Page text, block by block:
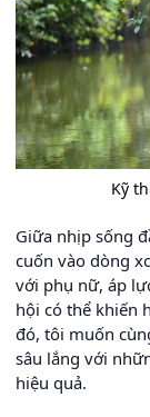
Kỹ
Giữa nhịp sống
cuốn vào dòng
với phụ nữ, áp
hội có thể khiến
đó, tôi muốn
sâu lắng với
hiệu quả.